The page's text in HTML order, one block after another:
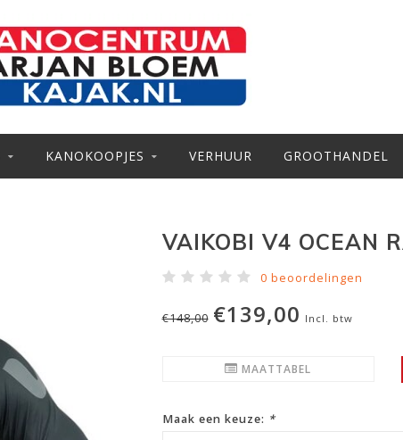
KANOKOOPJES VERHUUR GROOTHANDEL
VAIKOBI V4 OCEAN
0 beoordelingen
€148,00 €139,00 Incl. btw
MAATTABEL
Maak een keuze: *